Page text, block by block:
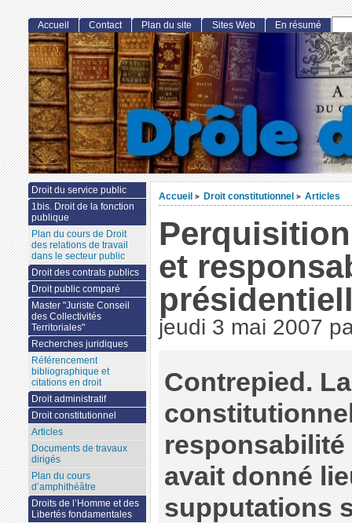
Accueil > Droit constitutionnel > Articles
Perquisition
et
jeudi 3 mai 2007
Contrepied.
responsabilité
avait donné
supputations
Accueil Contact Plan du site Sites Web En résumé
Droit du service public
1bis. Droit de la fonction
publique
Plan du cours de Droit
des relations de travail
dans le secteur public
Droit des contrats publics
Droit public comparé
Master "Juriste Conseil
des Collectivités
Territoriales"
Recherches juridiques
Référencement
bibliographique et
citations en droit
Droit administratif
Droit constitutionnel
Articles
Documents de travaux
dirigés
Plan du cours
d’amphithéâtre
Droits de l’Homme et des
Libertés fondamentales